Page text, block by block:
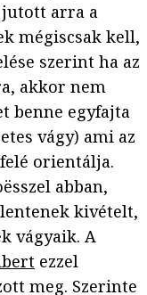
arra a
mégiscsak kell,
szerint ha az
akkor nem
benne egyfajta
vágy) ami az
orientálja.
abban,
kivételt,
vágyaik. A
ezzel
meg. Szerinte